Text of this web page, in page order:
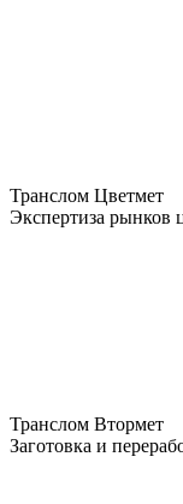
Транслом Цветмет
Экспертиза рынков
Транслом Втормет
Заготовка и